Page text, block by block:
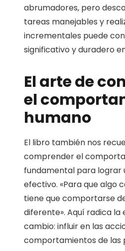
abrumadores, pero
tareas manejables y
incrementales puede
significativo y duradero
El arte de
el
humano
El libro también nos
comprender el
fundamental para lograr
efectivo. «Para que algo
tiene que comportarse
diferente». Aquí radica la
cambio: influir en las
comportamientos de las